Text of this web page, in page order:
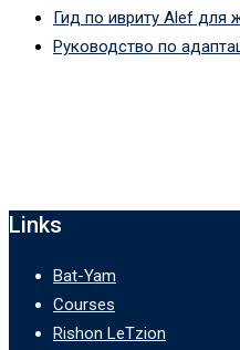
Гид по ивриту Alef для
Руководство по
Links
Bat-Yam
Courses
Rishon LeTzion